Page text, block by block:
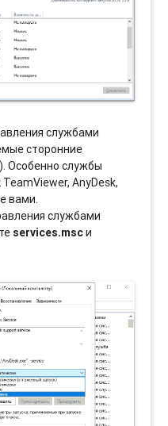
службами
сторонние
Особенно службы
AnyDesk,
вами.
службами
services.mscи